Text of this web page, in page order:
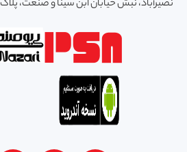
نصیرآباد، نبش خیابان ابن سینا و صنعت، پلاک 8، قطعه M1.